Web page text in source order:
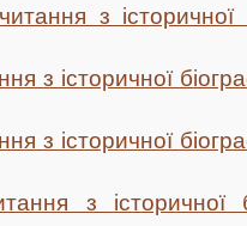
з історичної
з історичної
з історичної
з історичної